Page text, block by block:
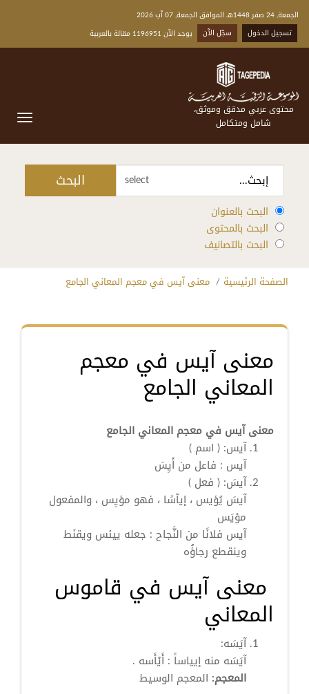
الجمعة, 24 صفر 1448هـ الموافق الجمعة, 07 آب 2026
تسجيل الدخول
سجّل الآن يوجد الآن 1196951 مقالة بالعربية
محتوى عربي مدقق وموثق،
شامل ومتكامل
select البحث
البحث بالعنوان
البحث بالمحتوى
البحث بالتصانيف
الصفحة الرئيسية معنى آيس في معجم المعاني الجامع
معنى آيس في معجم
المعاني الجامع
معنى آيس في معجم المعاني الجامع
آيس: ( اسم )
آيس : فاعل من أَيِسَ
آيسَ: ( فعل )
آيسَ يُؤيس ، إيآسًا ، فهو مؤيِس ، والمفعول
مؤيَس
آيس فلانًا من النَّجاح : جعله ييئس ويقنَط
وينقطع رجاؤُه
معنى آيس في قاموس
المعاني
آيَسَه:
آيَسَه منه إيياساً : أَيْأَسه .
المعجم: المعجم الوسيط